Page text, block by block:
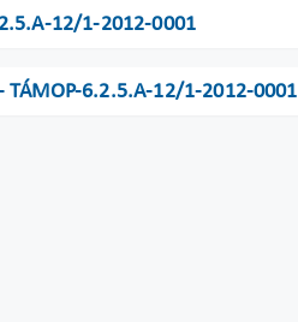
12/1-2012-0001
TÁMOP-6.2.5.A-12/1-2012-0001